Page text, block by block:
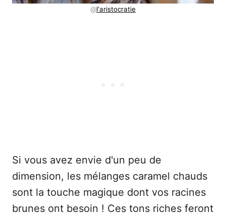
@l'aristocratie
Si vous avez envie d'un peu de
dimension, les mélanges caramel chauds
sont la touche magique dont vos racines
brunes ont besoin ! Ces tons riches feront